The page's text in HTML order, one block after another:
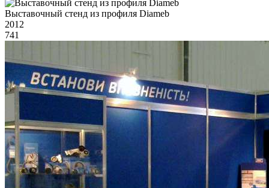
Выставочный стенд из профиля Diameb
2012
741